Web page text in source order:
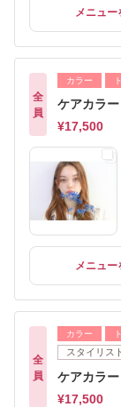
メニュー
全
員
カラー
ケアカラ
¥17,500
メニュー
全
員
カラー
スタイリス
ケアカラ
¥17,500